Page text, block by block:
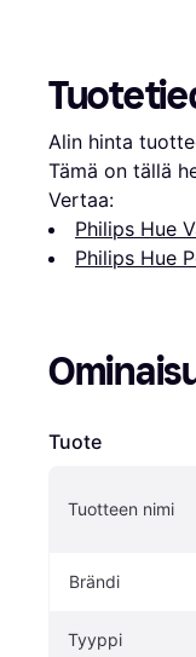
Alin hinta
Tämä on tällä
Vertaa:
Philips Hue
Philips Hue
Tuote
Tuotteen nimi
Brändi
Tyyppi